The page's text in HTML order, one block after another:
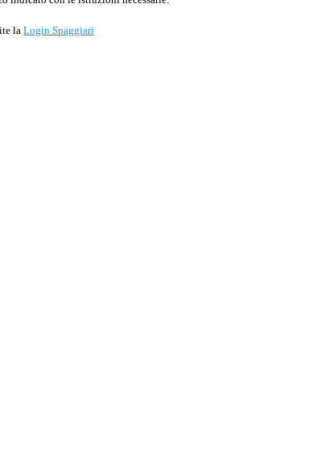
la Login Spaggiari